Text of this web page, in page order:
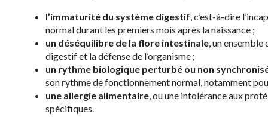
l’immaturité du système digestif, c’est-à-dire
normal durant les premiers mois après la naissance ;
un déséquilibre de la flore intestinale, un
digestif et la défense de l’organisme ;
un rythme biologique perturbé ou non
son rythme de fonctionnement normal, notamment
une allergie alimentaire, ou une intolérance aux
spécifiques.